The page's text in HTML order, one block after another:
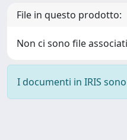
File in questo prodotto:
Non ci sono file
I documenti in IRIS